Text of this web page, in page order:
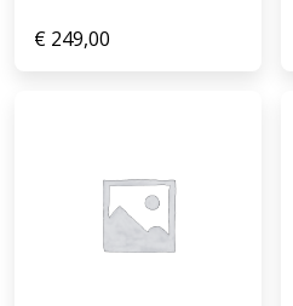
€ 249,00